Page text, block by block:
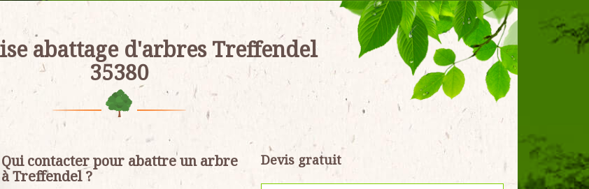
abattage d'arbres Treffendel
35380
Qui contacter pour abattre un arbre
à Treffendel ?
Devis gratuit